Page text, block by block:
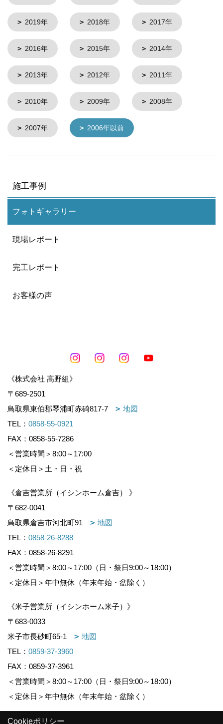
2019年 2018年 2017年
2016年 2015年 2014年
2013年 2012年 2011年
2010年 2009年 2008年
2007年 2006年以前
施工事例
フォトギャラリー
現場レポート
完工レポート
お客様の声
《株式会社 高野組》
〒689-2501
鳥取県東伯郡琴浦町赤碕817-7
地図
TEL： 0858-55-0921
FAX：0858-55-7286
＜営業時間＞8:00～17:00
＜定休日＞土・日・祝
《倉吉営業所（イシンホーム倉吉） 》
〒682-0041
鳥取県倉吉市河北町91
地図
TEL： 0858-26-8288
FAX：0858-26-8291
＜営業時間＞8:00～17:00（日・祭日9:00～18:00）
＜定休日＞年中無休（年末年始・盆除く）
《米子営業所（イシンホーム米子）》
〒683-0033
米子市長砂町65-1
地図
TEL： 0859-37-3960
FAX：0859-37-3961
＜営業時間＞8:00～17:00（日・祭日9:00～18:00）
＜定休日＞年中無休（年末年始・盆除く）
Cookieポリシー